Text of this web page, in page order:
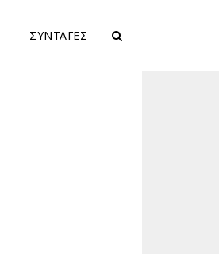
ΣΥΝΤΑΓΕΣ